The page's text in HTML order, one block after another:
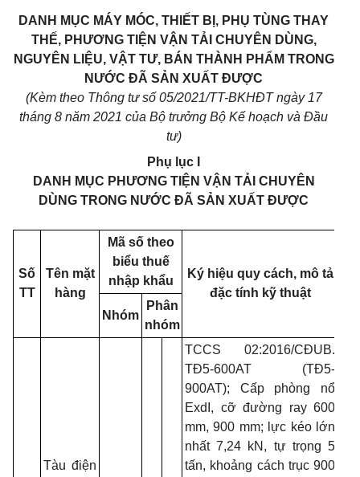
DANH MỤC MÁY MÓC, THIẾT BỊ, PHỤ TÙNG THAY
THẾ, PHƯƠNG TIỆN VẬN TẢI CHUYÊN DÙNG,
NGUYÊN LIỆU, VẬT TƯ, BÁN THÀNH PHẨM TRONG
NƯỚC ĐÃ SẢN XUẤT ĐƯỢC
(Kèm theo Thông tư số 05/2021/TT-BKHĐT ngày 17
tháng 8 năm 2021 của Bộ trưởng Bộ Kế hoạch và Đầu
tư)
Phụ lục I
DANH MỤC PHƯƠNG TIỆN VẬN TẢI CHUYÊN
DÙNG TRONG NƯỚC ĐÃ SẢN XUẤT ĐƯỢC
Số
TT
Tên mặt
hàng
Mã số theo
biểu thuế
nhập khẩu
Ký hiệu quy cách, mô tả
đặc tính kỹ thuật
Nhóm
Phân
nhóm
Tàu điện
TCCS 02:2016/CĐUB.
TĐ5-600AT (TĐ5-
900AT); Cấp phòng nổ
ExdI, cỡ đường ray 600
mm, 900 mm; lực kéo lớn
nhất 7,24 kN, tự trọng 5
tấn, khoảng cách trục 900